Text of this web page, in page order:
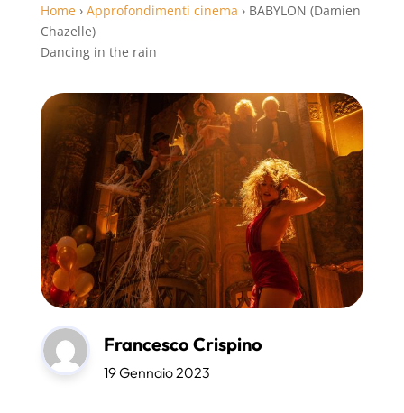
Home › Approfondimenti cinema › BABYLON (Damien
Chazelle)
Dancing in the rain
Francesco Crispino
19 Gennaio 2023